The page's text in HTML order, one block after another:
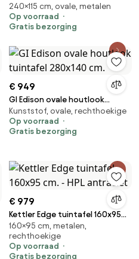
houtlook/keramiek - Ovaal -
240x115 cm.
240×115 cm, ovale, metalen
Op voorraad
Gratis bezorging
€ 949
GI Edison ovale houtlook
tuintafel 280x140 cm.
Kunststof, ovale, rechthoekige
Op voorraad
Gratis bezorging
€ 979
Kettler Edge tuintafel 160x95
cm. - HPL antraciet
160×95 cm, metalen,
rechthoekige
Op voorraad
Gratis bezorging